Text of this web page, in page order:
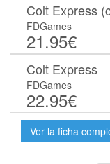
Colt Express
FDGames
21.95€
Colt Express
FDGames
22.95€
Ver la ficha